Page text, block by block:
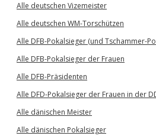
Alle deutschen Vizemeister
Alle deutschen WM-Torschützen
Alle DFB-Pokalsieger (und Tschammer-
Alle DFB-Pokalsieger der Frauen
Alle DFB-Präsidenten
Alle DFD-Pokalsieger der Frauen in der
Alle dänischen Meister
Alle dänischen Pokalsieger